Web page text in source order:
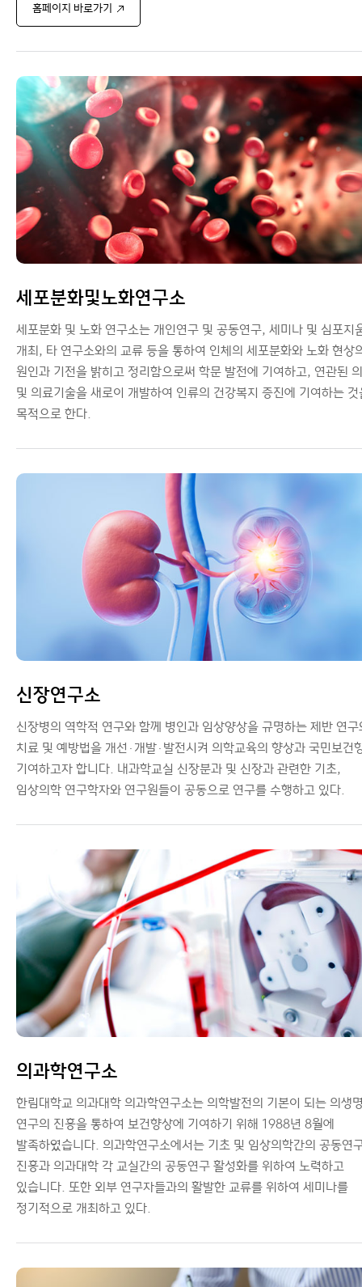
홈페이지 바로가기
세포분화및노화연구소
세포분화 및 노화 연구소는 개인연구 및 공동연구, 세미나 및 심포지
개최, 타 연구소와의 교류 등을 통하여 인체의 세포분화와 노화 현상
원인과 기전을 밝히고 정리함으로써 학문 발전에 기여하고, 연관된
및 의료기술을 새로이 개발하여 인류의 건강복지 증진에 기여하는 것
목적으로 한다.
신장연구소
신장병의 역학적 연구와 함께 병인과 임상양상을 규명하는 제반 연구
치료 및 예방법을 개선·개발·발전시켜 의학교육의 향상과 국민보건
기여하고자 합니다. 내과학교실 신장분과 및 신장과 관련한 기초,
임상의학 연구학자와 연구원들이 공동으로 연구를 수행하고 있다.
의과학연구소
한림대학교 의과대학 의과학연구소는 의학발전의 기본이 되는 의생
연구의 진흥을 통하여 보건향상에 기여하기 위해 1988년 8월에
발족하였습니다. 의과학연구소에서는 기초 및 임상의학간의 공동연
진흥과 의과대학 각 교실간의 공동연구 활성화를 위하여 노력하고
있습니다. 또한 외부 연구자들과의 활발한 교류를 위하여 세미나를
정기적으로 개최하고 있다.